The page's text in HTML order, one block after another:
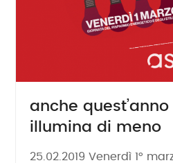
anche
illumina di meno
25.02.2019 Venerdì 1°